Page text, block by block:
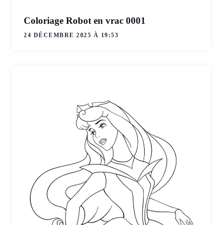
Coloriage Robot en vrac 0001
24 DÉCEMBRE 2025 À 19:53